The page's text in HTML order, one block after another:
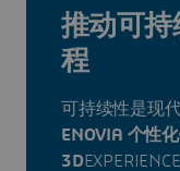
推动可持
程
可持续性是现
ENOVIA 个性
3D